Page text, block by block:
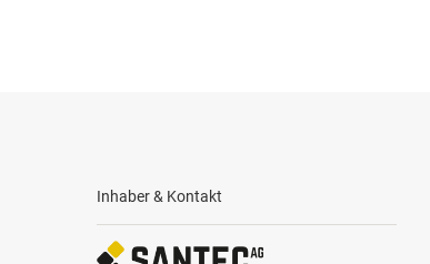
Inhaber & Kontakt